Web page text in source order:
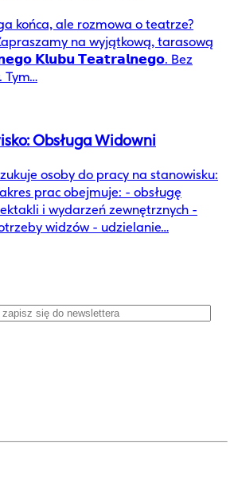
końca, ale rozmowa o teatrze?
na wyjątkową, tarasową
𝗞𝗹𝘂𝗯𝘂 𝗧𝗲𝗮𝘁𝗿𝗮𝗹𝗻𝗲𝗴𝗼. Bez
Tym…
Obsługa Widowni
osoby do pracy na stanowisku:
prac obejmuje: - obsługę
i wydarzeń zewnętrznych -
widzów - udzielanie…